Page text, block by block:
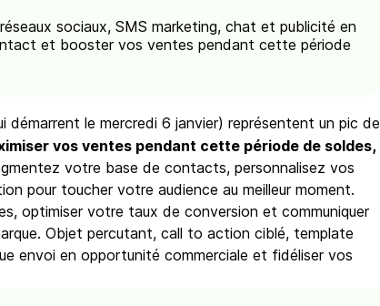
sociaux, SMS marketing, chat et publicité en
et booster vos ventes pendant cette période
démarrent le mercredi 6 janvier) représentent un pic de
vos ventes pendant cette période de soldes,
votre base de contacts, personnalisez vos
pour toucher votre audience au meilleur moment.
optimiser votre taux de conversion et communiquer
Objet percutant, call to action ciblé, template
envoi en opportunité commerciale et fidéliser vos